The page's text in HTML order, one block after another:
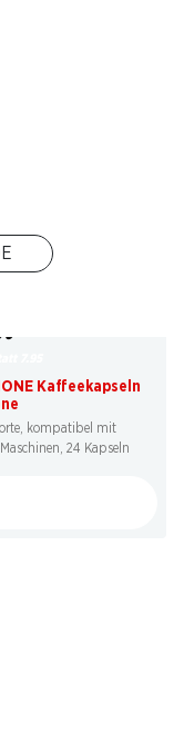
Kaffeekapseln
kompatibel mit
Maschinen, 24 Kapseln